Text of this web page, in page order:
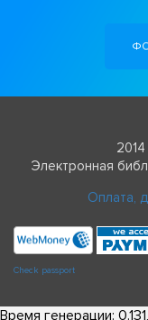
Электронная
Оплата,
Check passport
Время генерации: